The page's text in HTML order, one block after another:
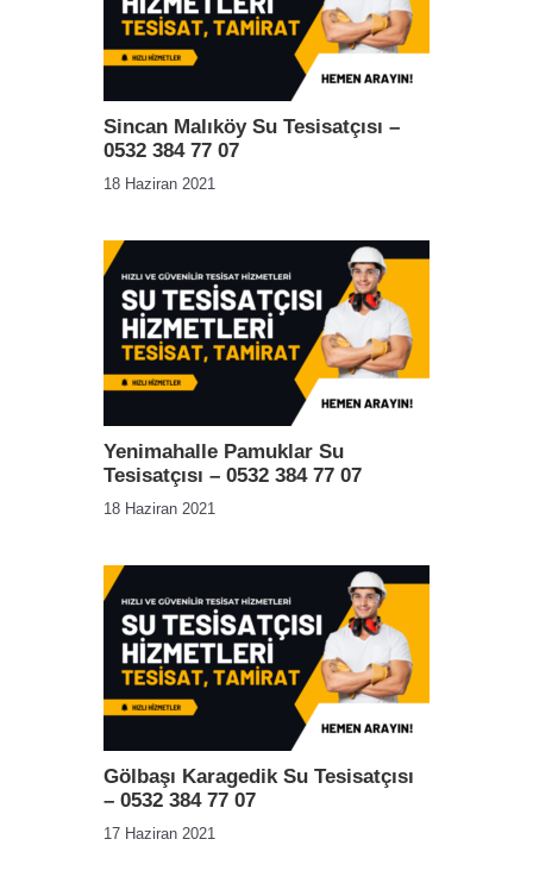
Sincan Malıköy Su Tesisatçısı –
0532 384 77 07
18 Haziran 2021
Yenimahalle Pamuklar Su
Tesisatçısı – 0532 384 77 07
18 Haziran 2021
Gölbaşı Karagedik Su Tesisatçısı
– 0532 384 77 07
17 Haziran 2021